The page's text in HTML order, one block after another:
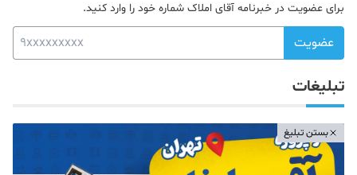
برای عضویت در خبرنامه آقای املاک شماره خود را وارد کنید.
عضویت
تبلیغات
بستن تبلیغ